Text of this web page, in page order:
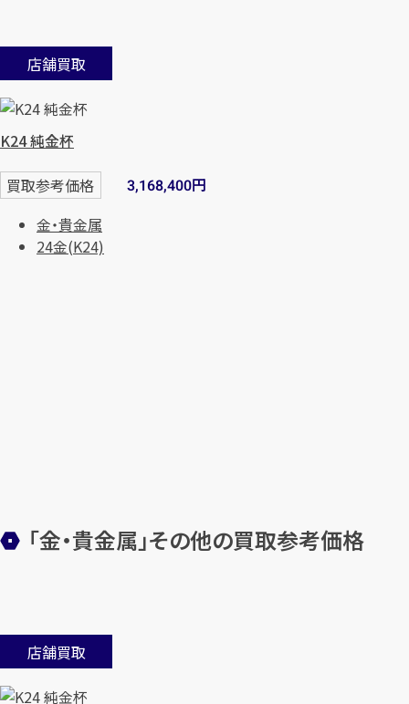
店舗買取
K24 純金杯
買取参考価格 3,168,400円
金・貴金属
24金(K24)
「金・貴金属」その他の買取参考価格
店舗買取